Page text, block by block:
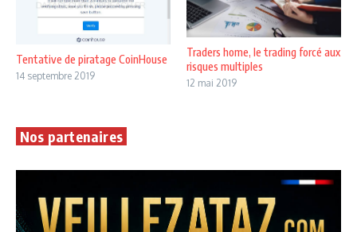
Tentative de piratage CoinHouse
14 septembre 2019
Traders home, le trading forcé aux
risques multiples
12 mai 2019
Nos partenaires